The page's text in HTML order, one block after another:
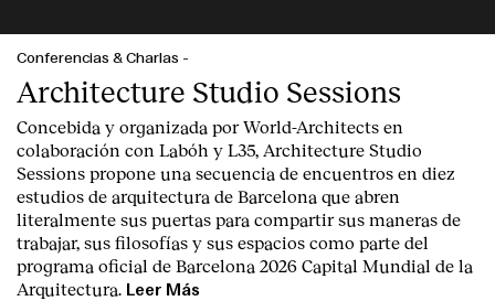
Conferencias & Charlas -
Architecture Studio Sessions
Concebida y organizada por World-Architects en
colaboración con Labóh y L35, Architecture Studio
Sessions propone una secuencia de encuentros en diez
estudios de arquitectura de Barcelona que abren
literalmente sus puertas para compartir sus maneras de
trabajar, sus filosofías y sus espacios como parte del
programa oficial de Barcelona 2026 Capital Mundial de la
Arquitectura. Leer Más